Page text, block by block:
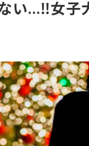
い…‼︎女子